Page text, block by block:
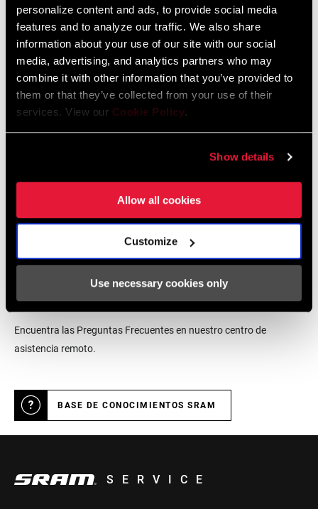
personalize content and ads, to provide social media
features and to analyze our traffic. We also share
information about your use of our site with our social
media, advertising, and analytics partners who may
combine it with other information that you’ve provided to
them or that they’ve collected from your use of their
services. View our Cookie Policy.
Show details
Allow all cookies
Customize
Use necessary cookies only
Encuentra una tienda
Te animamos a visitar tu tienda de bicis más cercana,
LOCALIZADOR DE TIENDAS
Soporte online
Encuentra las Preguntas Frecuentes en nuestro centro de
asistencia remoto.
BASE DE CONOCIMIENTOS SRAM
SERVICE